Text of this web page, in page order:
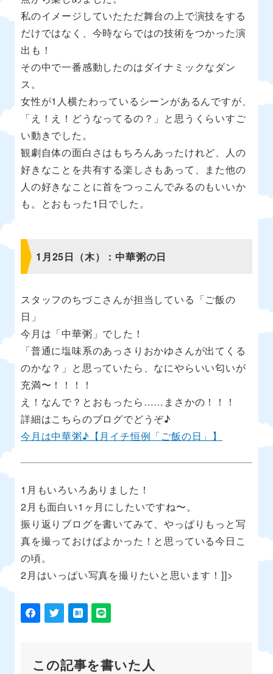
私のイメージしていたただ舞台の上で演技をする
だけではなく、今時ならではの技術をつかった演
出も！
その中で一番感動したのはダイナミックなダン
ス。
女性が1人横たわっているシーンがあるんですが、
「え！え！どうなってるの？」と思うくらいすご
い動きでした。
観劇自体の面白さはもちろんあったけれど、人の
好きなことを共有する楽しさもあって、また他の
人の好きなことに首をつっこんでみるのもいいか
も。とおもった1日でした。
1月25日（木）：中華粥の日
スタッフのちづこさんが担当している「ご飯の
日」
今月は「中華粥」でした！
「普通に塩味系のあっさりおかゆさんが出てくる
のかな？」と思っていたら、なにやらいい匂いが
充満〜！！！！
え！なんで？とおもったら……まさかの！！！
詳細はこちらのブログでどうぞ♪
今月は中華粥♪【月イチ恒例「ご飯の日」】
1月もいろいろありました！
2月も面白い1ヶ月にしたいですね〜。
振り返りブログを書いてみて、やっぱりもっと写
真を撮っておけばよかった！と思っている今日こ
の頃。
2月はいっぱい写真を撮りたいと思います！]]>
この記事を書いた人